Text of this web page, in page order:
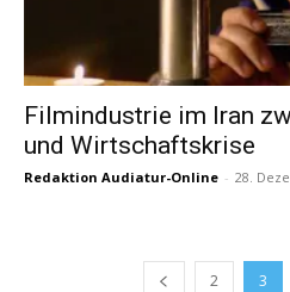
Filmindustrie im Iran
und Wirtschaftskrise
Redaktion Audiatur-Online - 28.
2 3